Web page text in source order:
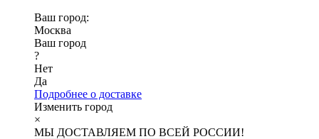
Ваш город:
Москва
Ваш город
?
Нет
Да
Подробнее о доставке
Изменить город
×
МЫ ДОСТАВЛЯЕМ ПО ВСЕЙ РОССИИ!